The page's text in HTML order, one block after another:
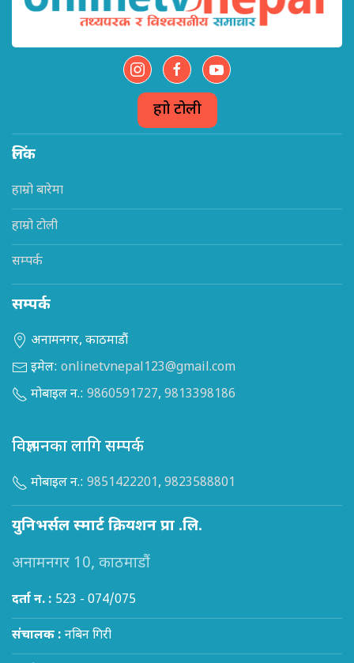
हाम्रो टोली
लिंक
हाम्रो बारेमा
हाम्रो टोली
सम्पर्क
सम्पर्क
अनामनगर, काठमाडौं
इमेल: onlinetvnepal123@gmail.com
मोबाइल न.: 9860591727, 9813398186
विज्ञापनका लागि सम्पर्क
मोबाइल न.: 9851422201, 9823588801
युनिभर्सल स्मार्ट क्रियशन प्रा .लि.
अनामनगर 10, काठमाडौं
दर्ता न. : 523 - 074/075
संचालक : नबिन गिरी